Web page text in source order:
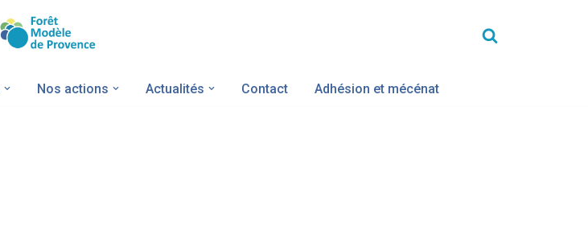
Nos actions Actualités Contact Adhésion et mécénat